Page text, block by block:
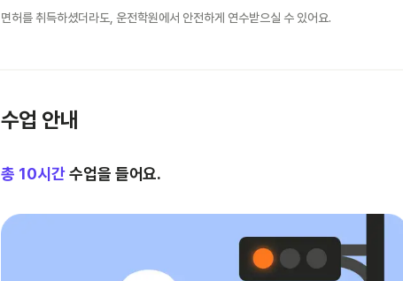
면허를 취득하셨더라도, 운전학원에서 안전하게 연수받으실 수 있어요.
수업 안내
총 10시간 수업을 들어요.